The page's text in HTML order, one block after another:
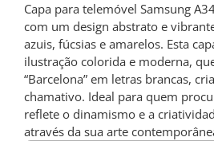
Conchas
Dedais
Capa para telemóvel Samsung
com um design abstrato e
azuis, fúcsias e amarelos. Esta
ilustração colorida e moderna,
“Barcelona” em letras brancas,
chamativo. Ideal para quem
reflete o dinamismo e a
através da sua arte